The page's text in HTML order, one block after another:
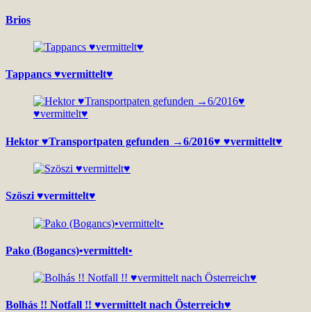
Brios
Tappancs ♥vermittelt♥
Hektor ♥Transportpaten gefunden →6/2016♥ ♥vermittelt♥
Szöszi ♥vermittelt♥
Pako (Bogancs)•vermittelt•
Bolhás !! Notfall !! ♥vermittelt nach Österreich♥